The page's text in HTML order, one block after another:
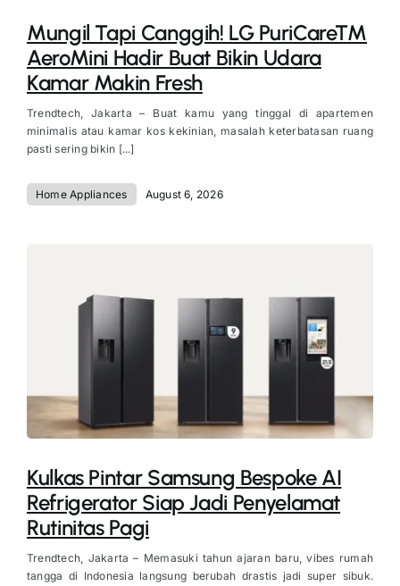
Mungil Tapi Canggih! LG PuriCare™
AeroMini Hadir Buat Bikin Udara
Kamar Makin Fresh
Trendtech, Jakarta – Buat kamu yang tinggal di apartemen
minimalis atau kamar kos kekinian, masalah keterbatasan ruang
pasti sering bikin [...]
Home Appliances August 6, 2026
Kulkas Pintar Samsung Bespoke AI
Refrigerator Siap Jadi Penyelamat
Rutinitas Pagi
Trendtech, Jakarta – Memasuki tahun ajaran baru, vibes rumah
tangga di Indonesia langsung berubah drastis jadi super sibuk.